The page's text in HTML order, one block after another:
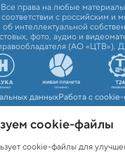
права на любые
с российским и
об интеллектуальной
фото, аудио и
(АО «ЦТВ»).
данныхРабота с
сookie-файлы
cookie-файлы для